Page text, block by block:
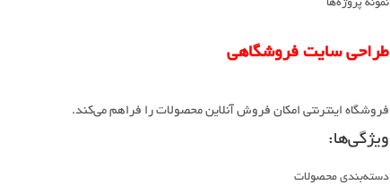
نمونه پروژه‌ها
طراحی سایت فروشگاهی
فروشگاه اینترنتی امکان فروش آنلاین محصولات را فراهم می‌کند.
ویژگی‌ها:
دسته‌بندی محصولات